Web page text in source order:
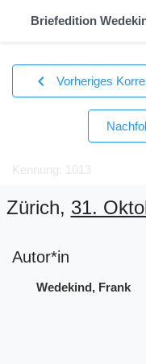
Briefedition
chevron_left Vorheriges
Kennung: 1013
Zürich, 31.
Autor*in
Wedekind, Frank